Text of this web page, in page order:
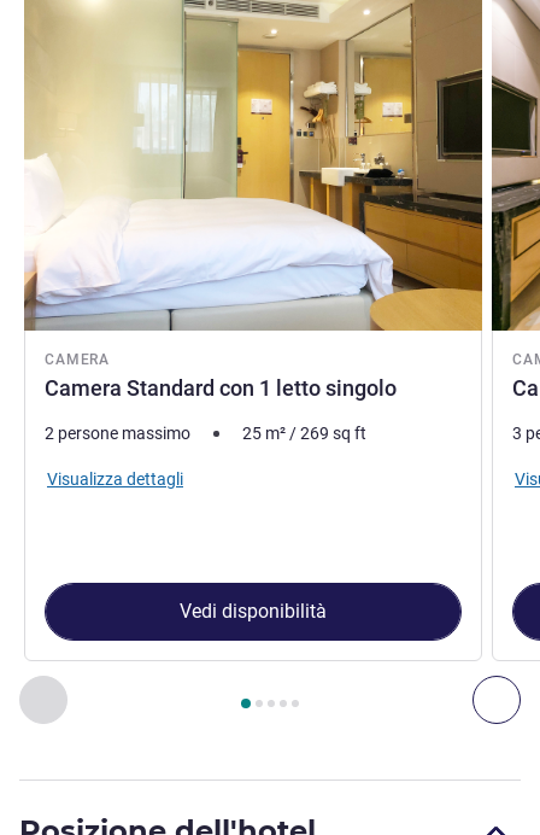
Precedente - Camera
Pagina , Camera 1 : Camera Standard con 1 letto
CAMERA
Camera Standard con 1 letto singolo
2 persone massimo 25 m²/269 sq ft
Visualizza dettagli
Vedi disponibilità
3